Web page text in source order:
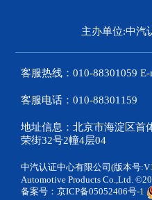
主办单位:中汽
客服热线：010-88301059 E-
客服电话：010-88301159
地址信息：北京市海淀区首
荣街32号2幢4层04
中汽认证中心有限公司(版本号
Automotive Products Co.,Ltd.
备案号： 京ICP备05052406号-1